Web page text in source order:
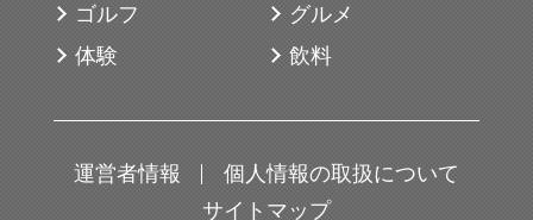
ゴルフ
グルメ
体験
飲料
運営者情報
個人情報の取扱について
サイトマップ